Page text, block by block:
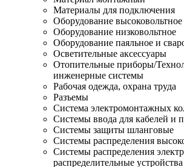
Материалы для подключения
Оборудование высоковольтное
Оборудование низковольтное
Оборудование паяльное и
Осветительные аксессуары
Отопительные приборы/
инженерные системы
Рабочая одежда, охрана труда
Разъемы
Система электромонтажных
Системы ввода для кабелей и
Системы защиты шланговые
Системы распределения
Системы распределения
распределительные устройства